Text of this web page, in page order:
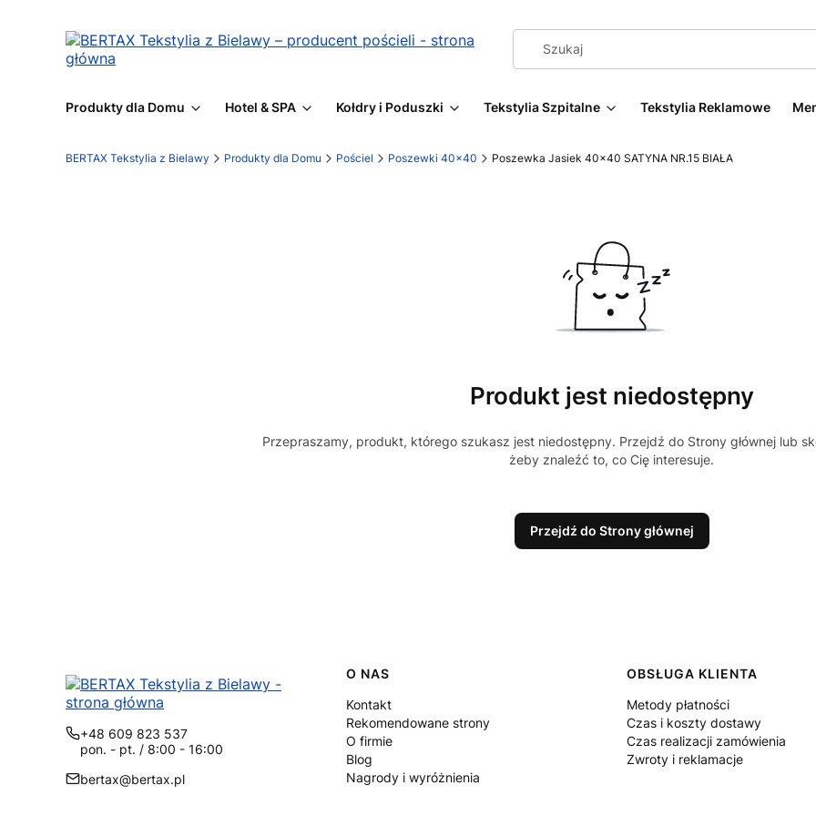
Produkty dla Domu Hotel & SPA Kołdry i Poduszki Tekstylia Szpitalne Tekstylia Reklamowe
BERTAX Tekstylia z Bielawy Produkty dla Domu Pościel Poszewki 40x40 Poszewka Jasiek 40x40 SATYNA NR.15 BIAŁA
Produkt jest niedostępny
Przepraszamy, produkt, którego szukasz jest niedostępny. Przejdź do Strony głównej lub
żeby znaleźć to, co Cię interesuje.
Przejdź do Strony głównej
+48 609 823 537
pon. - pt. / 8:00 - 16:00
bertax@bertax.pl
Linki w stopce
O NAS
Kontakt
Rekomendowane strony
O firmie
Blog
Nagrody i wyróżnienia
OBSŁUGA KLIENTA
Metody płatności
Czas i koszty dostawy
Czas realizacji zamówienia
Zwroty i reklamacje